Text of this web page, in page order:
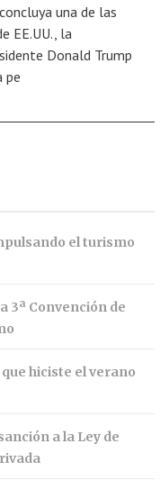
una de las
EE.UU., la
Donald Trump
pe
el turismo
3ª Convención de
hiciste el verano
a la Ley de